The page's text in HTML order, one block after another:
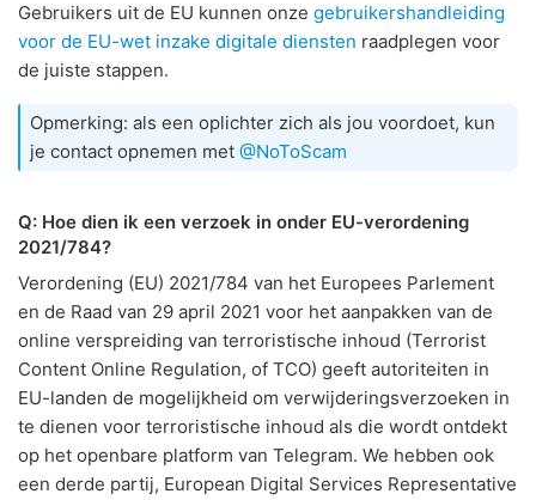
Gebruikers uit de EU kunnen onze gebruikershandleiding
voor de EU-wet inzake digitale diensten raadplegen voor
de juiste stappen.
Opmerking: als een oplichter zich als jou voordoet, kun
je contact opnemen met @NoToScam
Q: Hoe dien ik een verzoek in onder EU-verordening
2021/784?
Verordening (EU) 2021/784 van het Europees Parlement
en de Raad van 29 april 2021 voor het aanpakken van de
online verspreiding van terroristische inhoud (Terrorist
Content Online Regulation, of TCO) geeft autoriteiten in
EU-landen de mogelijkheid om verwijderingsverzoeken in
te dienen voor terroristische inhoud als die wordt ontdekt
op het openbare platform van Telegram. We hebben ook
een derde partij, European Digital Services Representative